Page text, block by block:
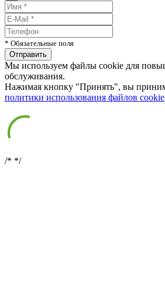
* Обязательные поля
Мы используем файлы cookie для
обслуживания.
Нажимая кнопку "Принять", вы
политики использования файлов cookie
/* */